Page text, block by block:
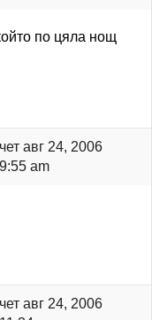
по цяла нощ
чет авг 24, 2006
9:55 am
чет авг 24, 2006